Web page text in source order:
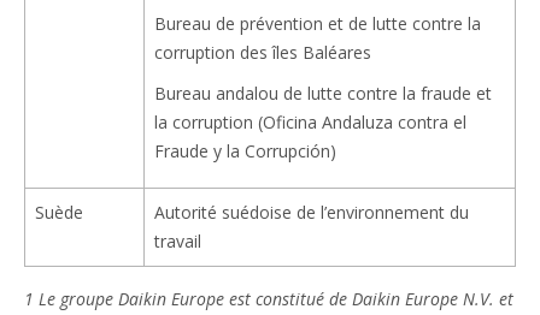
Bureau de prévention et de lutte contre la
corruption des îles Baléares
Bureau andalou de lutte contre la fraude et
la corruption (Oficina Andaluza contra el
Fraude y la Corrupción)
Suède
Autorité suédoise de l’environnement du
travail
1 Le groupe Daikin Europe est constitué de Daikin Europe N.V. et